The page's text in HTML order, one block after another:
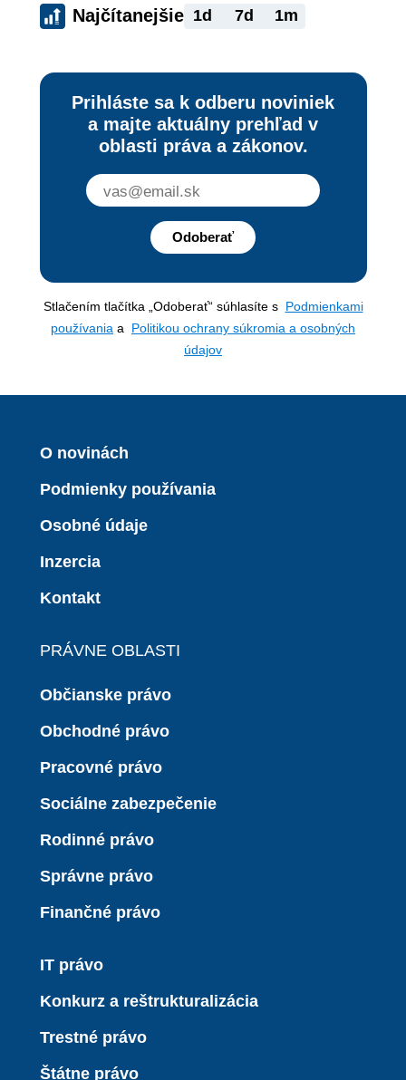
Najčítanejšie 1d 7d 1m
Prihláste sa k odberu noviniek
a majte aktuálny prehľad v
oblasti práva a zákonov.
Odoberať
Stlačením tlačítka „Odoberať“ súhlasíte s Podmienkami
používania a Politikou ochrany súkromia a osobných
údajov
O novinách
Podmienky používania
Osobné údaje
Inzercia
Kontakt
PRÁVNE OBLASTI
Občianske právo
Obchodné právo
Pracovné právo
Sociálne zabezpečenie
Rodinné právo
Správne právo
Finančné právo
IT právo
Konkurz a reštrukturalizácia
Trestné právo
Štátne právo